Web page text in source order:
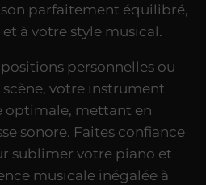
parfaitement équilibré,
à votre style musical.
personnelles ou
votre instrument
optimale, mettant en
sonore. Faites confiance
sublimer votre piano et
musicale inégalée à